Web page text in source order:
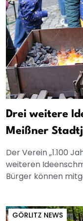
Drei weitere
Meißner
Der Verein „1.100
weiteren
Bürger können
GÖRLITZ NEWS